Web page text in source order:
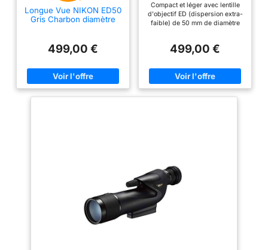
Longue Vue NIKON ED50
Gris Charbon diamètre
Compact et pouvant
s'utiliser sans trépied
499,00 €
Compact et léger avec lentille
d'objectif ED (dispersion extra-
faible) de 50 mm de diamètre
entièrement revês multicouches
Étanche (jusqu'à 1 m pendant 5
minutes) et sans buée avec du
gaz azoté Compatible avec six
499,00 €